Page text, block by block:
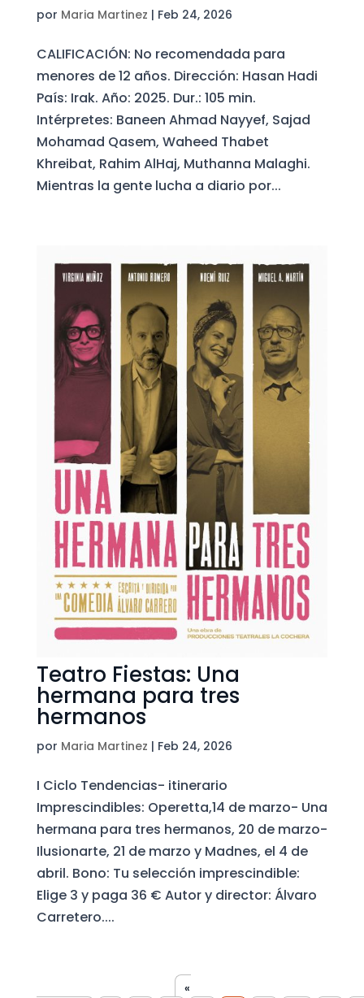
por Maria Martinez | Feb 24, 2026
CALIFICACIÓN: No recomendada para
menores de 12 años. Dirección: Hasan Hadi
País: Irak. Año: 2025. Dur.: 105 min.
Intérpretes: Baneen Ahmad Nayyef, Sajad
Mohamad Qasem, Waheed Thabet
Khreibat, Rahim AlHaj, Muthanna Malaghi.
Mientras la gente lucha a diario por...
Teatro Fiestas: Una
hermana para tres
hermanos
por Maria Martinez | Feb 24, 2026
I Ciclo Tendencias- itinerario
Imprescindibles: Operetta,14 de marzo- Una
hermana para tres hermanos, 20 de marzo-
Ilusionarte, 21 de marzo y Madnes, el 4 de
abril. Bono: Tu selección imprescindible:
Elige 3 y paga 36 € Autor y director: Álvaro
Carretero....
«